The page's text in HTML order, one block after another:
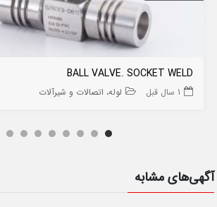
BALL VALVE. SOCKET WELD
1 سال قبل لوله، اتصالات و شیرآلات
آگهی‌های مشابه